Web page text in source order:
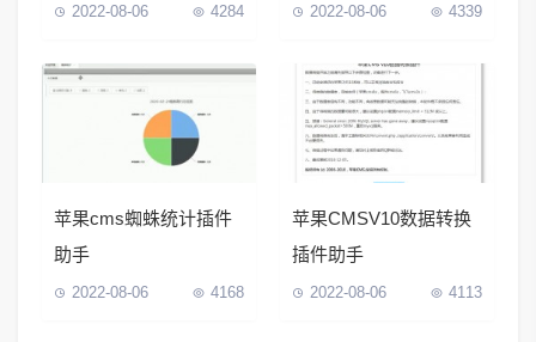
2022-08-06 4284 2022-08-06 4339
苹果cms蜘蛛统计插件
助手
2022-08-06 4168
苹果CMSV10数据转换
插件助手
2022-08-06 4113